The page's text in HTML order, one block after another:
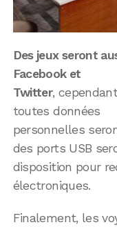
Des jeux seront
Facebook et
Twitter,
toutes données
personnelles
des ports USB
disposition pour
électroniques.
Finalement, les